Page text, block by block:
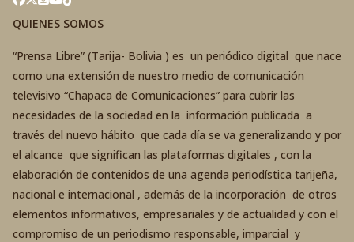
QUIENES SOMOS
“Prensa Libre” (Tarija- Bolivia ) es un periódico digital que nace
como una extensión de nuestro medio de comunicación
televisivo “Chapaca de Comunicaciones” para cubrir las
necesidades de la sociedad en la información publicada a
través del nuevo hábito que cada día se va generalizando y por
el alcance que significan las plataformas digitales , con la
elaboración de contenidos de una agenda periodística tarijeña,
nacional e internacional , además de la incorporación de otros
elementos informativos, empresariales y de actualidad y con el
compromiso de un periodismo responsable, imparcial y